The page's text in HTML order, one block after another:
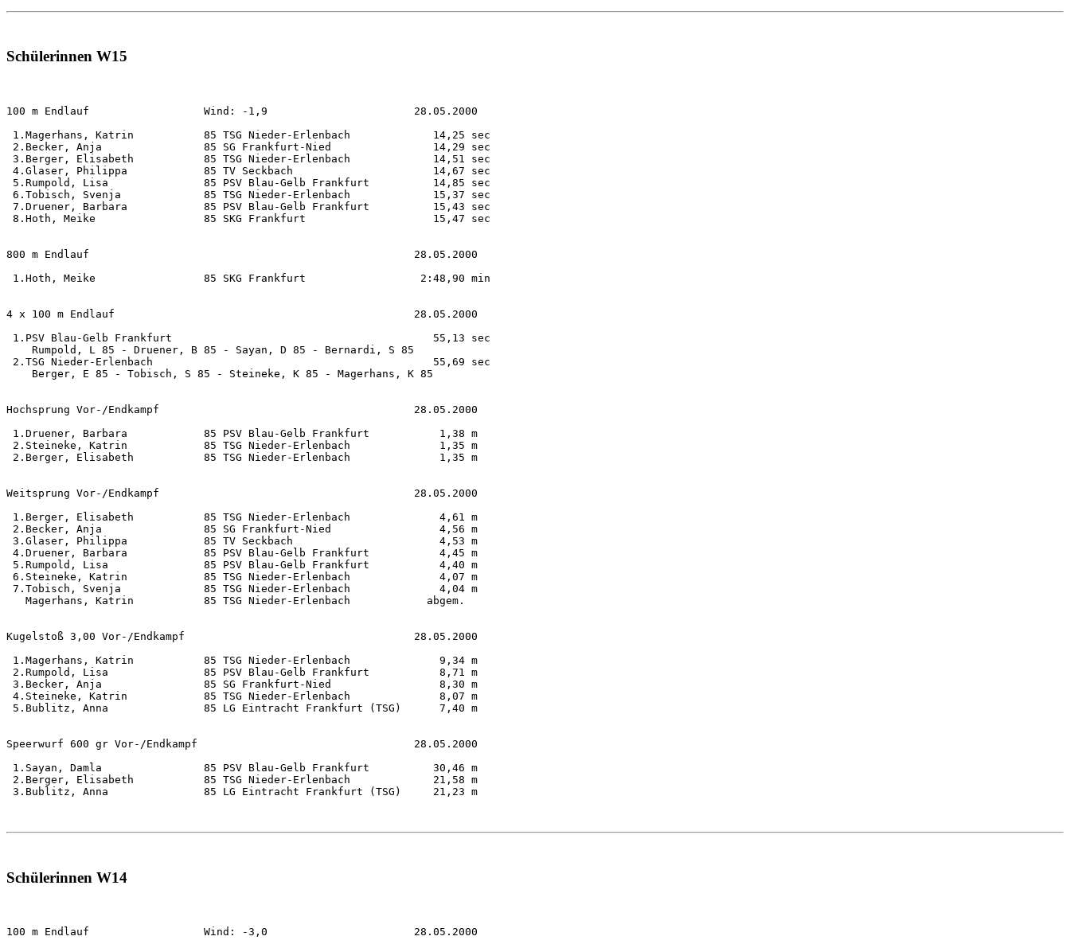
Schülerinnen W15
100 m Endlauf                  Wind: -1,9                       28.05.2000
1.Magerhans, Katrin           85 TSG Nieder-Erlenbach             14,25 sec
2.Becker, Anja                85 SG Frankfurt-Nied                14,29 sec
3.Berger, Elisabeth           85 TSG Nieder-Erlenbach             14,51 sec
4.Glaser, Philippa            85 TV Seckbach                      14,67 sec
5.Rumpold, Lisa               85 PSV Blau-Gelb Frankfurt          14,85 sec
6.Tobisch, Svenja             85 TSG Nieder-Erlenbach             15,37 sec
7.Druener, Barbara            85 PSV Blau-Gelb Frankfurt          15,43 sec
8.Hoth, Meike                 85 SKG Frankfurt                    15,47 sec
800 m Endlauf                                                   28.05.2000
1.Hoth, Meike                 85 SKG Frankfurt                  2:48,90 min
4 x 100 m Endlauf                                               28.05.2000
1.PSV Blau-Gelb Frankfurt                                         55,13 sec
    Rumpold, L 85 - Druener, B 85 - Sayan, D 85 - Bernardi, S 85
2.TSG Nieder-Erlenbach                                            55,69 sec
    Berger, E 85 - Tobisch, S 85 - Steineke, K 85 - Magerhans, K 85
Hochsprung Vor-/Endkampf                                        28.05.2000
1.Druener, Barbara            85 PSV Blau-Gelb Frankfurt           1,38 m
2.Steineke, Katrin            85 TSG Nieder-Erlenbach              1,35 m
2.Berger, Elisabeth           85 TSG Nieder-Erlenbach              1,35 m
Weitsprung Vor-/Endkampf                                        28.05.2000
1.Berger, Elisabeth           85 TSG Nieder-Erlenbach              4,61 m
2.Becker, Anja                85 SG Frankfurt-Nied                 4,56 m
3.Glaser, Philippa            85 TV Seckbach                       4,53 m
4.Druener, Barbara            85 PSV Blau-Gelb Frankfurt           4,45 m
5.Rumpold, Lisa               85 PSV Blau-Gelb Frankfurt           4,40 m
6.Steineke, Katrin            85 TSG Nieder-Erlenbach              4,07 m
7.Tobisch, Svenja             85 TSG Nieder-Erlenbach              4,04 m
   Magerhans, Katrin           85 TSG Nieder-Erlenbach            abgem.
Kugelstoß 3,00 Vor-/Endkampf                                    28.05.2000
1.Magerhans, Katrin           85 TSG Nieder-Erlenbach              9,34 m
2.Rumpold, Lisa               85 PSV Blau-Gelb Frankfurt           8,71 m
3.Becker, Anja                85 SG Frankfurt-Nied                 8,30 m
4.Steineke, Katrin            85 TSG Nieder-Erlenbach              8,07 m
5.Bublitz, Anna               85 LG Eintracht Frankfurt (TSG)      7,40 m
Speerwurf 600 gr Vor-/Endkampf                                  28.05.2000
1.Sayan, Damla                85 PSV Blau-Gelb Frankfurt          30,46 m
2.Berger, Elisabeth           85 TSG Nieder-Erlenbach             21,58 m
3.Bublitz, Anna               85 LG Eintracht Frankfurt (TSG)     21,23 m
Schülerinnen W14
100 m Endlauf                  Wind: -3,0                       28.05.2000